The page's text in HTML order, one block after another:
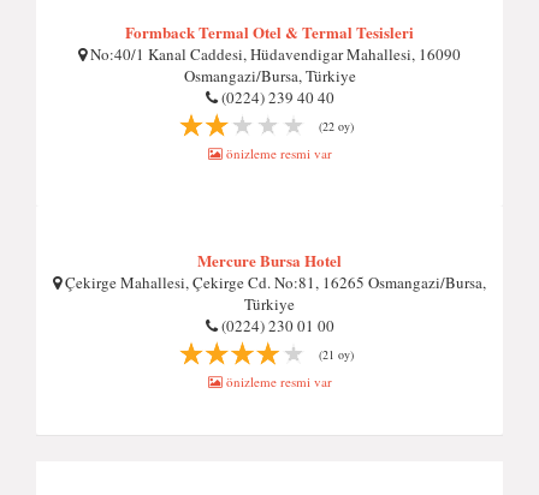
Formback Termal Otel & Termal Tesisleri
No:40/1 Kanal Caddesi, Hüdavendigar Mahallesi, 16090
Osmangazi/Bursa, Türkiye
(0224) 239 40 40
(22 oy)
önizleme resmi var
Mercure Bursa Hotel
Çekirge Mahallesi, Çekirge Cd. No:81, 16265 Osmangazi/Bursa,
Türkiye
(0224) 230 01 00
(21 oy)
önizleme resmi var